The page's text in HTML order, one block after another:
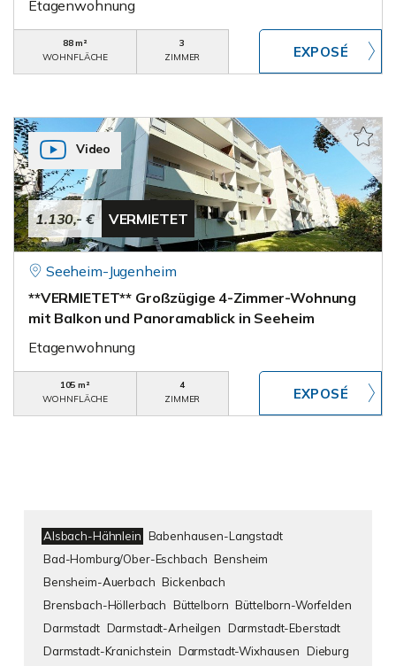
Etagenwohnung
88 m²
WOHNFLÄCHE
3
ZIMMER
1.130,- € VERMIETET
Video
Seeheim-Jugenheim
**VERMIETET** Großzügige 4-Zimmer-Wohnung
mit Balkon und Panoramablick in Seeheim
Etagenwohnung
105 m²
WOHNFLÄCHE
4
ZIMMER
Alsbach-Hähnlein Babenhausen-Langstadt
Bad-Homburg/Ober-Eschbach Bensheim
Bensheim-Auerbach Bickenbach
Brensbach-Höllerbach Büttelborn Büttelborn-Worfelden
Darmstadt Darmstadt-Arheilgen Darmstadt-Eberstadt
Darmstadt-Kranichstein Darmstadt-Wixhausen Dieburg